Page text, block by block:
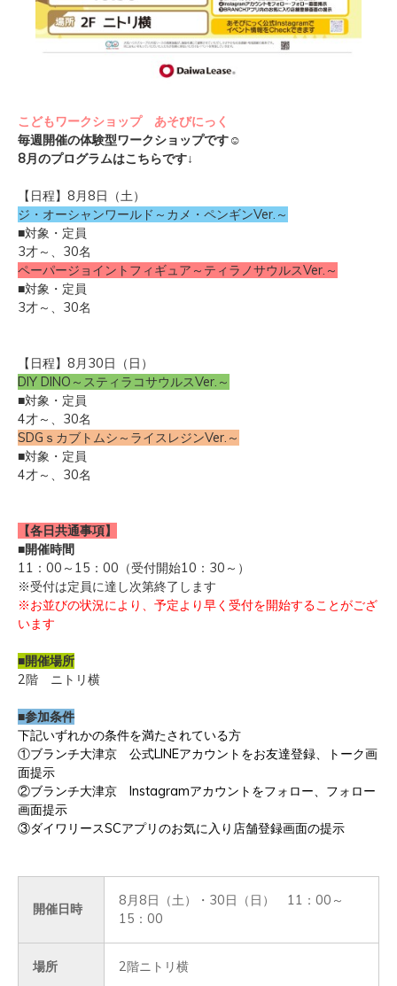
こどもワークショップ あそびにっく
毎週開催の体験型ワークショップです☺
8月のプログラムはこちらです↓
【日程】8月8日（土）
ジ・オーシャンワールド～カメ・ペンギンVer.～
■対象・定員
3才～、30名
ペーパージョイントフィギュア ～ティラノサウルスVer.～
■対象・定員
3才～、30名
【日程】8月30日（日）
DIY DINO～スティラコサウルスVer.～
■対象・定員
4才～、30名
SDGｓカブトムシ～ライスレジンVer.～
■対象・定員
4才～、30名
【各日共通事項】
■開催時間
11：00～15：00（受付開始10：30～）
※受付は定員に達し次第終了します
※お並びの状況により、予定より早く受付を開始することがござ
います
■開催場所
2階 ニトリ横
■参加条件
下記いずれかの条件を満たされている方
①ブランチ大津京 公式LINEアカウントをお友達登録、トーク画
面提示
②ブランチ大津京 Instagramアカウントをフォロー、フォロー
画面提示
③ダイワリースSCアプリのお気に入り店舗登録画面の提示
開催日時
8月8日（土）・30日（日） 11：00～
15：00
場所 2階ニトリ横